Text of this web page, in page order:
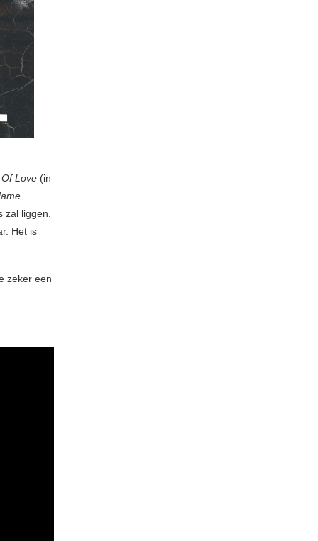
Love (in
zal liggen.
Het is
zeker een